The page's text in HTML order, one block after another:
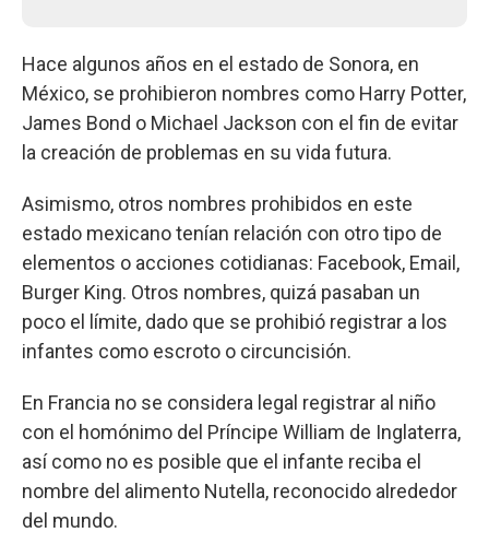
Hace algunos años en el estado de Sonora, en
México, se prohibieron nombres como Harry Potter,
James Bond o Michael Jackson con el fin de evitar
la creación de problemas en su vida futura.
Asimismo, otros nombres prohibidos en este
estado mexicano tenían relación con otro tipo de
elementos o acciones cotidianas: Facebook, Email,
Burger King. Otros nombres, quizá pasaban un
poco el límite, dado que se prohibió registrar a los
infantes como escroto o circuncisión.
En Francia no se considera legal registrar al niño
con el homónimo del Príncipe William de Inglaterra,
así como no es posible que el infante reciba el
nombre del alimento Nutella, reconocido alrededor
del mundo.